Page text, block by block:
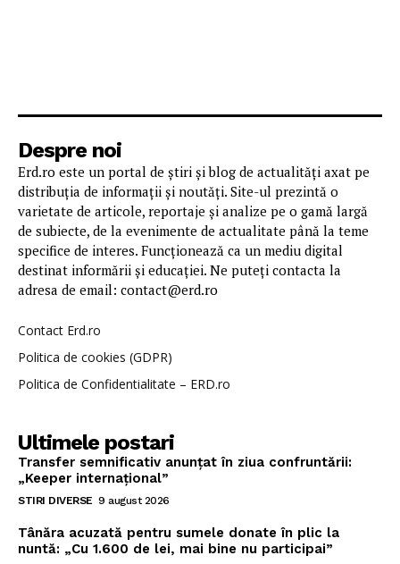
Despre noi
Erd.ro este un portal de știri și blog de actualități axat pe
distribuția de informații și noutăți. Site-ul prezintă o
varietate de articole, reportaje și analize pe o gamă largă
de subiecte, de la evenimente de actualitate până la teme
specifice de interes. Funcționează ca un mediu digital
destinat informării și educației. Ne puteți contacta la
adresa de email: contact@erd.ro
Contact Erd.ro
Politica de cookies (GDPR)
Politica de Confidentialitate – ERD.ro
Ultimele postari
Transfer semnificativ anunțat în ziua confruntării:
„Keeper internațional”
STIRI DIVERSE 9 august 2026
Tânăra acuzată pentru sumele donate în plic la
nuntă: „Cu 1.600 de lei, mai bine nu participai”